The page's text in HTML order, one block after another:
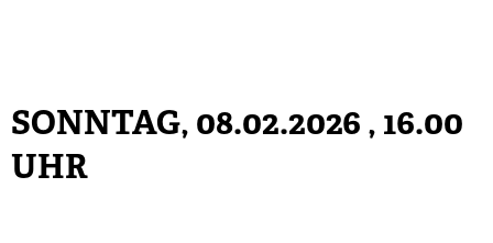
SONNTAG, 08.02.2026 , 16.00
UHR